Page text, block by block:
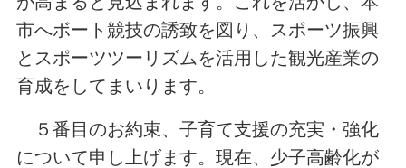
市へボート競技の誘致を図り、スポーツ振興
とスポーツツーリズムを活用した観光産業の
育成をしてまいります。
５番目のお約束、子育て支援の充実・強化
について申し上げます。現在、少子高齢化が